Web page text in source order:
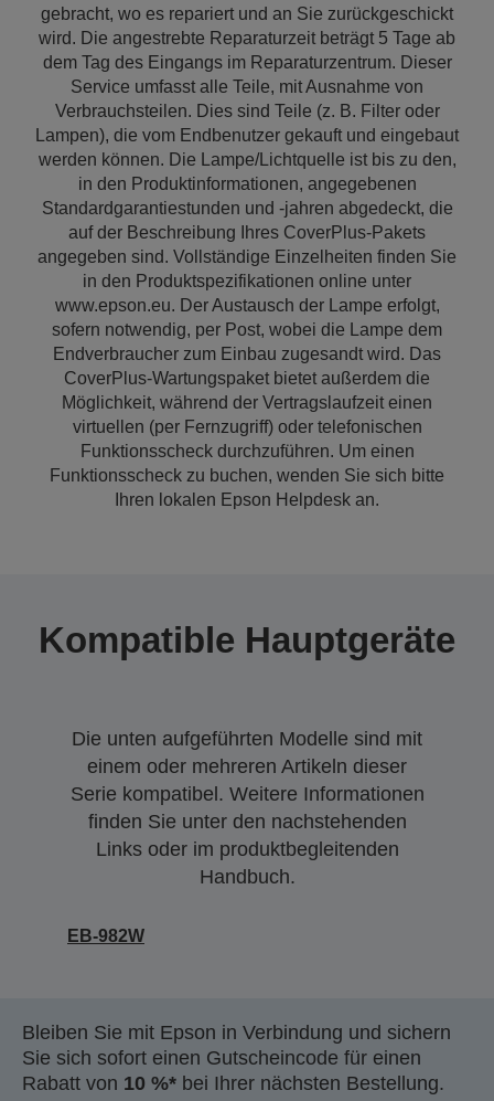
gebracht, wo es repariert und an Sie zurückgeschickt
wird. Die angestrebte Reparaturzeit beträgt 5 Tage ab
dem Tag des Eingangs im Reparaturzentrum. Dieser
Service umfasst alle Teile, mit Ausnahme von
Verbrauchsteilen. Dies sind Teile (z. B. Filter oder
Lampen), die vom Endbenutzer gekauft und eingebaut
werden können. Die Lampe/Lichtquelle ist bis zu den,
in den Produktinformationen, angegebenen
Standardgarantiestunden und -jahren abgedeckt, die
auf der Beschreibung Ihres CoverPlus-Pakets
angegeben sind. Vollständige Einzelheiten finden Sie
in den Produktspezifikationen online unter
www.epson.eu. Der Austausch der Lampe erfolgt,
sofern notwendig, per Post, wobei die Lampe dem
Endverbraucher zum Einbau zugesandt wird. Das
CoverPlus-Wartungspaket bietet außerdem die
Möglichkeit, während der Vertragslaufzeit einen
virtuellen (per Fernzugriff) oder telefonischen
Funktionsscheck durchzuführen. Um einen
Funktionsscheck zu buchen, wenden Sie sich bitte
Ihren lokalen Epson Helpdesk an.
Kompatible Hauptgeräte
Die unten aufgeführten Modelle sind mit
einem oder mehreren Artikeln dieser
Serie kompatibel. Weitere Informationen
finden Sie unter den nachstehenden
Links oder im produktbegleitenden
Handbuch.
EB-982W
Bleiben Sie mit Epson in Verbindung und sichern
Sie sich sofort einen Gutscheincode für einen
Rabatt von 10 %* bei Ihrer nächsten Bestellung.